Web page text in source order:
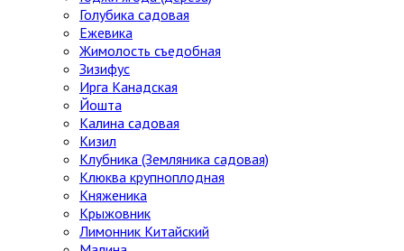
Голубика садовая
Ежевика
Жимолость съедобная
Зизифус
Ирга Канадская
Йошта
Калина садовая
Кизил
Клубника (Земляника садовая)
Клюква крупноплодная
Княженика
Крыжовник
Лимонник Китайский